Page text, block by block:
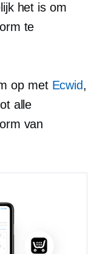
het is om
te
op met Ecwid,
alle
van